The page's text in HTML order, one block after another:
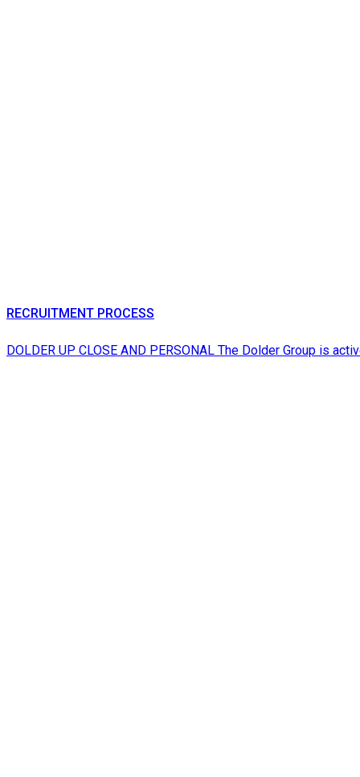
RECRUITMENT PROCESS
DOLDER UP CLOSE AND PERSONAL The Dolder Group is